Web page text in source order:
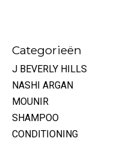
Categorieën
J BEVERLY HILLS
NASHI ARGAN
MOUNIR
SHAMPOO
CONDITIONING